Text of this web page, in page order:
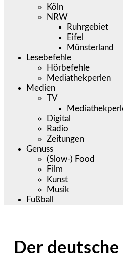
Köln
NRW
Ruhrgebiet
Eifel
Münsterland
Lesebefehle
Hörbefehle
Mediathekperlen
Medien
TV
Digital
Radio
Zeitungen
Genuss
(Slow-) Food
Film
Kunst
Musik
Fußball
Der